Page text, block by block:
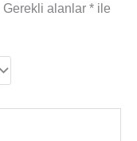
Gerekli alanlar * ile